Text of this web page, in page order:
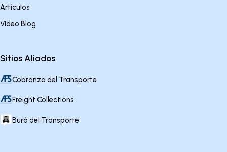
Artículos
Video Blog
Sitios Aliados
Cobranza del Transporte
Freight Collections
Buró del Transporte